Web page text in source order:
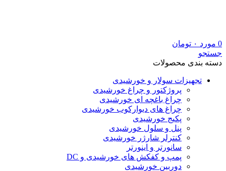
0 مورد ۰ تومان
جستجو
دسته بندی محصولات
تجهیزات سولار و خورشیدی
پروژکتور و چراغ خورشیدی
چراغ باغچه ای خورشیدی
چراغ های دیوارکوب خورشیدی
پکیج خورشیدی
پنل و سلول خورشیدی
کنترلر شارژر خورشیدی
سانورتر و اینورتر
پمپ و کفکش های خورشیدی و DC
دوربین خورشیدی